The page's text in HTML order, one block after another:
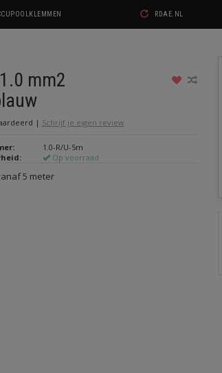
RDAE.NL
mm2
| Schrijf je eigen review
1.0-R/U-5m
Op voorraad
5 meter